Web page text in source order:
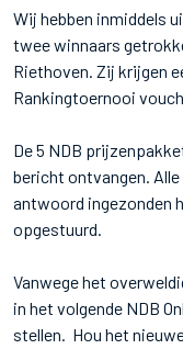
Wij hebben inmiddels
twee winnaars
Riethoven. Zij krijgen
Rankingtoernooi
De 5 NDB
bericht ontvangen.
antwoord ingezonden
opgestuurd.
Vanwege het
in het volgende NDB
stellen. Hou het